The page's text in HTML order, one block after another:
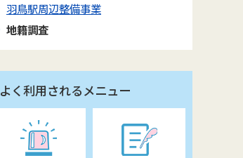
羽鳥駅周辺整備事業
地籍調査
よく利用されるメニュー